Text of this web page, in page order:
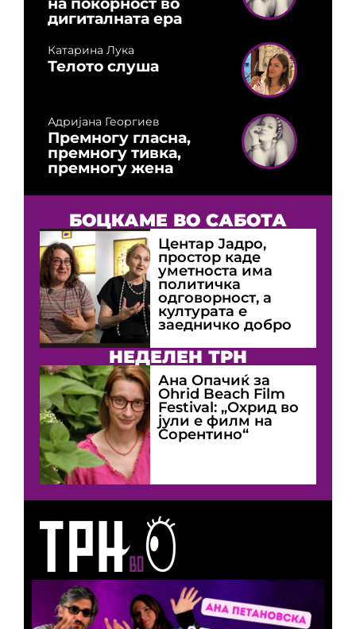
дигиталната ера
Катарина Лука
Телото слуша
Адријана Георгиев
Премногу гласна,
премногу тивка,
премногу жена
БОЦКАМЕ ВО САБОТА
Центар Јадро,
простор каде
уметноста има
политичка
одговорност, а
културата е
заедничко добро
НЕДЕЛЕН ТРН
Ана Опачиќ за
Оhrid Beach Film
Festival: „Охрид во
јули е филм на
Сорентино“